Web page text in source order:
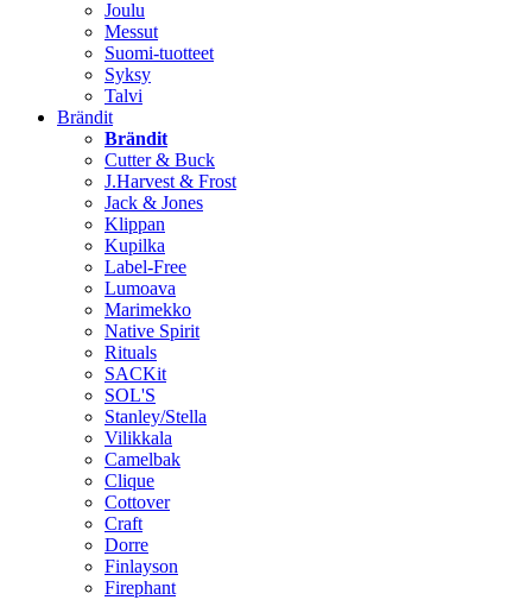
Joulu
Messut
Suomi-tuotteet
Syksy
Talvi
Brändit
Brändit
Cutter & Buck
J.Harvest & Frost
Jack & Jones
Klippan
Kupilka
Label-Free
Lumoava
Marimekko
Native Spirit
Rituals
SACKit
SOL'S
Stanley/Stella
Vilikkala
Camelbak
Clique
Cottover
Craft
Dorre
Finlayson
Firephant